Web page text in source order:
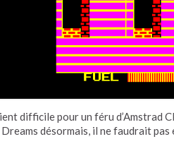
difficile pour un féru d’Amstrad
désormais, il ne faudrait